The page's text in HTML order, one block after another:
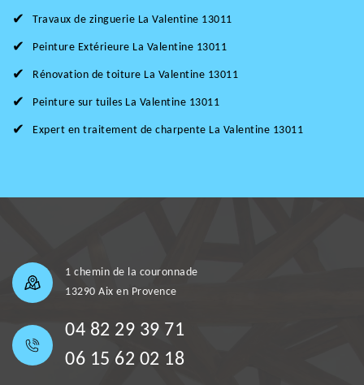
Travaux de zinguerie La Valentine 13011
Peinture Extérieure La Valentine 13011
Rénovation de toiture La Valentine 13011
Peinture sur tuiles La Valentine 13011
Expert en traitement de charpente La Valentine 13011
1 chemin de la couronnade
13290 Aix en Provence
04 82 29 39 71
06 15 62 02 18